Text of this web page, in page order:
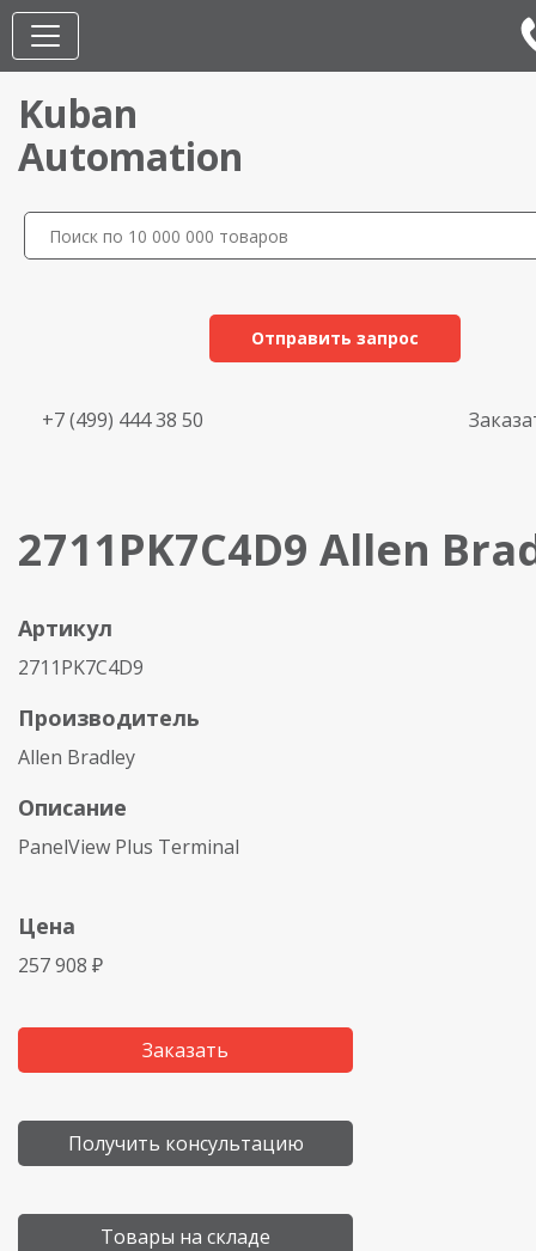
Kuban
Automation
Отправить запрос
+7 (499) 444 38 50
2711PK7C4D9 Allen
Артикул
2711PK7C4D9
Производитель
Allen Bradley
Описание
PanelView Plus Terminal
Цена
257 908 ₽
Заказать
Получить консультацию
Товары на складе